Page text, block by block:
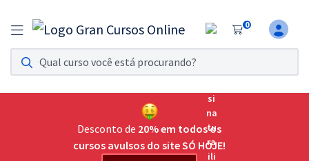
0
Assinatura Ilimitada 11
Acesso a todos os cursos. Teste grátis por 7 dias!
Assinatura OAB Até Passar
Acesso ilimitado a toda preparação para o Exame da
Desconto de 20% em todos os
cursos avulsos do site SÓ HOJE!